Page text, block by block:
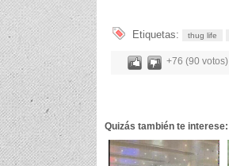
Etiquetas: thug life
+76 (90 votos)
Quizás también te interese: